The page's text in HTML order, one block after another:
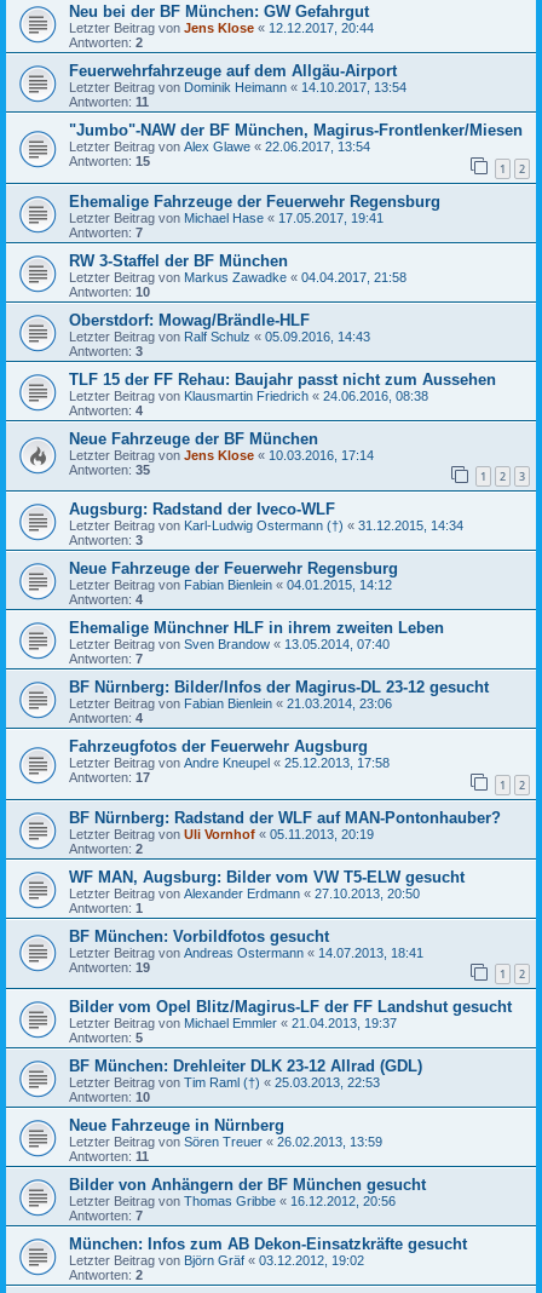
Neu bei der BF München: GW Gefahrgut
Letzter Beitrag von Jens Klose « 12.12.2017, 20:44
Antworten: 2
Feuerwehrfahrzeuge auf dem Allgäu-Airport
Letzter Beitrag von Dominik Heimann « 14.10.2017, 13:54
Antworten: 11
"Jumbo"-NAW der BF München, Magirus-Frontlenker/Miesen
Letzter Beitrag von Alex Glawe « 22.06.2017, 13:54
Antworten: 15 1 2
Ehemalige Fahrzeuge der Feuerwehr Regensburg
Letzter Beitrag von Michael Hase « 17.05.2017, 19:41
Antworten: 7
RW 3-Staffel der BF München
Letzter Beitrag von Markus Zawadke « 04.04.2017, 21:58
Antworten: 10
Oberstdorf: Mowag/Brändle-HLF
Letzter Beitrag von Ralf Schulz « 05.09.2016, 14:43
Antworten: 3
TLF 15 der FF Rehau: Baujahr passt nicht zum Aussehen
Letzter Beitrag von Klausmartin Friedrich « 24.06.2016, 08:38
Antworten: 4
Neue Fahrzeuge der BF München
Letzter Beitrag von Jens Klose « 10.03.2016, 17:14
Antworten: 35 1 2 3
Augsburg: Radstand der Iveco-WLF
Letzter Beitrag von Karl-Ludwig Ostermann (†) « 31.12.2015, 14:34
Antworten: 3
Neue Fahrzeuge der Feuerwehr Regensburg
Letzter Beitrag von Fabian Bienlein « 04.01.2015, 14:12
Antworten: 4
Ehemalige Münchner HLF in ihrem zweiten Leben
Letzter Beitrag von Sven Brandow « 13.05.2014, 07:40
Antworten: 7
BF Nürnberg: Bilder/Infos der Magirus-DL 23-12 gesucht
Letzter Beitrag von Fabian Bienlein « 21.03.2014, 23:06
Antworten: 4
Fahrzeugfotos der Feuerwehr Augsburg
Letzter Beitrag von Andre Kneupel « 25.12.2013, 17:58
Antworten: 17 1 2
BF Nürnberg: Radstand der WLF auf MAN-Pontonhauber?
Letzter Beitrag von Uli Vornhof « 05.11.2013, 20:19
Antworten: 2
WF MAN, Augsburg: Bilder vom VW T5-ELW gesucht
Letzter Beitrag von Alexander Erdmann « 27.10.2013, 20:50
Antworten: 1
BF München: Vorbildfotos gesucht
Letzter Beitrag von Andreas Ostermann « 14.07.2013, 18:41
Antworten: 19 1 2
Bilder vom Opel Blitz/Magirus-LF der FF Landshut gesucht
Letzter Beitrag von Michael Emmler « 21.04.2013, 19:37
Antworten: 5
BF München: Drehleiter DLK 23-12 Allrad (GDL)
Letzter Beitrag von Tim Raml (†) « 25.03.2013, 22:53
Antworten: 10
Neue Fahrzeuge in Nürnberg
Letzter Beitrag von Sören Treuer « 26.02.2013, 13:59
Antworten: 11
Bilder von Anhängern der BF München gesucht
Letzter Beitrag von Thomas Gribbe « 16.12.2012, 20:56
Antworten: 7
München: Infos zum AB Dekon-Einsatzkräfte gesucht
Letzter Beitrag von Björn Gräf « 03.12.2012, 19:02
Antworten: 2